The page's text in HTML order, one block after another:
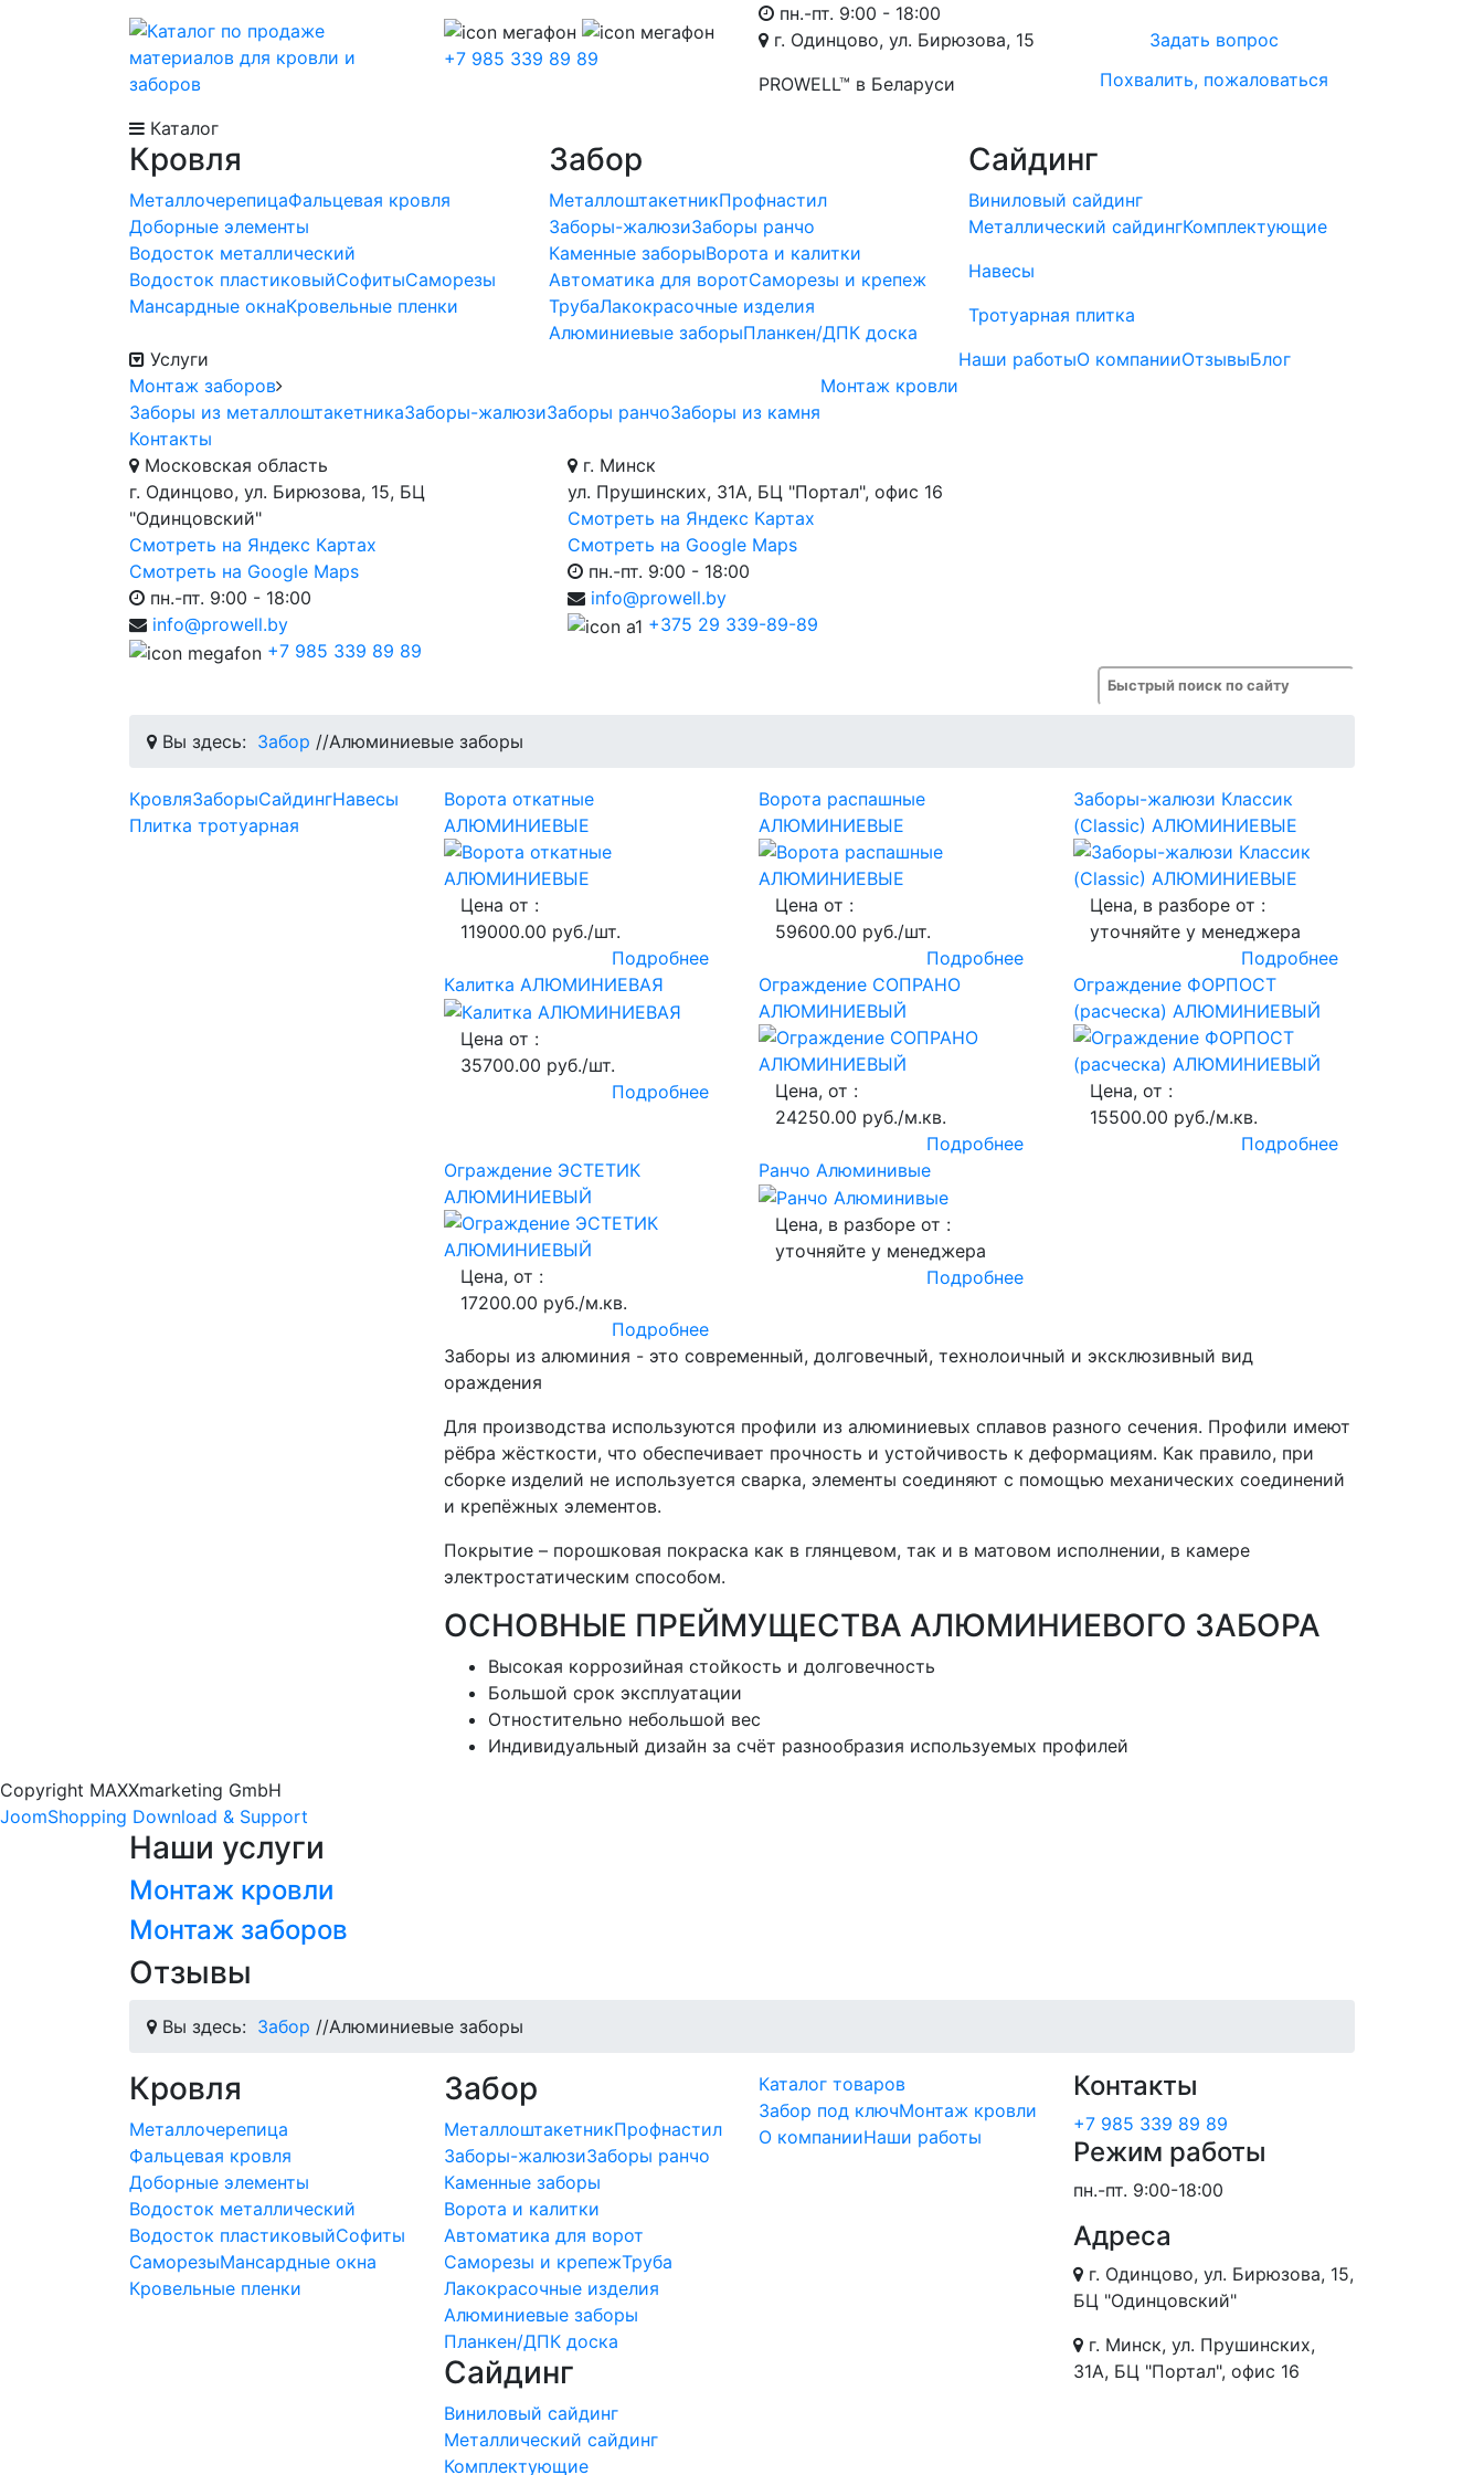
+7 985 339 89 89
пн.-пт. 9:00 - 18:00
г. Одинцово, ул. Бирюзова, 15
PROWELL™ в Беларуси
Задать вопрос
Похвалить, пожаловаться
Каталог
Кровля
МеталлочерепицаФальцевая кровля
Доборные элементы
Водосток металлический
Водосток пластиковыйСофитыСаморезы
Мансардные окнаКровельные пленки
Забор
МеталлоштакетникПрофнастил
Заборы-жалюзиЗаборы ранчо
Каменные заборыВорота и калитки
Автоматика для воротСаморезы и крепеж
ТрубаЛакокрасочные изделия
Алюминиевые заборыПланкен/ДПК доска
Сайдинг
Виниловый сайдинг
Металлический сайдингКомплектующие
Навесы
Тротуарная плитка
Услуги
Монтаж заборов
Заборы из металлоштакетникаЗаборы-жалюзиЗаборы ранчоЗаборы из камня
Монтаж кровли
Наши работыО компанииОтзывыБлог
Контакты
Московская область
г. Одинцово, ул. Бирюзова, 15, БЦ
"Одинцовский"
Смотреть на Яндекс Картах
Смотреть на Google Maps
пн.-пт. 9:00 - 18:00
info@prowell.by
+7 985 339 89 89
г. Минск
ул. Прушинских, 31А, БЦ "Портал", офис 16
Смотреть на Яндекс Картах
Смотреть на Google Maps
пн.-пт. 9:00 - 18:00
info@prowell.by
+375 29 339-89-89
Вы здесь: Забор //Алюминиевые заборы
КровляЗаборыСайдингНавесы
Плитка тротуарная
Ворота откатные
АЛЮМИНИЕВЫЕ
Цена от :
119000.00 руб./шт.
Подробнее
Ворота распашные
АЛЮМИНИЕВЫЕ
Цена от :
59600.00 руб./шт.
Подробнее
Заборы-жалюзи Классик
(Classic) АЛЮМИНИЕВЫЕ
Цена, в разборе от :
уточняйте у менеджера
Подробнее
Калитка АЛЮМИНИЕВАЯ
Цена от :
35700.00 руб./шт.
Подробнее
Ограждение СОПРАНО
АЛЮМИНИЕВЫЙ
Цена, от :
24250.00 руб./м.кв.
Подробнее
Ограждение ФОРПОСТ
(расческа) АЛЮМИНИЕВЫЙ
Цена, от :
15500.00 руб./м.кв.
Подробнее
Ограждение ЭСТЕТИК
АЛЮМИНИЕВЫЙ
Цена, от :
17200.00 руб./м.кв.
Подробнее
Ранчо Алюминивые
Цена, в разборе от :
уточняйте у менеджера
Подробнее
Заборы из алюминия - это современный, долговечный, технолоичный и эксклюзивный вид
ораждения
Для производства используются профили из алюминиевых сплавов разного сечения. Профили имеют
рёбра жёсткости, что обеспечивает прочность и устойчивость к деформациям. Как правило, при
сборке изделий не используется сварка, элементы соединяют с помощью механических соединений
и крепёжных элементов.
Покрытие – порошковая покраска как в глянцевом, так и в матовом исполнении, в камере
электростатическим способом.
ОСНОВНЫЕ ПРЕЙМУЩЕСТВА АЛЮМИНИЕВОГО ЗАБОРА
Высокая коррозийная стойкость и долговечность
Большой срок эксплуатации
Отностительно небольшой вес
Индивидуальный дизайн за счёт разнообразия используемых профилей
Copyright MAXXmarketing GmbH
JoomShopping Download & Support
Наши услуги
Монтаж кровли
Монтаж заборов
Отзывы
Вы здесь: Забор //Алюминиевые заборы
Кровля
Металлочерепица
Фальцевая кровля
Доборные элементы
Водосток металлический
Водосток пластиковыйСофиты
СаморезыМансардные окна
Кровельные пленки
Забор
МеталлоштакетникПрофнастил
Заборы-жалюзиЗаборы ранчо
Каменные заборы
Ворота и калитки
Автоматика для ворот
Саморезы и крепежТруба
Лакокрасочные изделия
Алюминиевые заборы
Планкен/ДПК доска
Сайдинг
Виниловый сайдинг
Металлический сайдинг
Комплектующие
Каталог товаров
Забор под ключМонтаж кровли
О компанииНаши работы
Контакты
+7 985 339 89 89
Режим работы
пн.-пт. 9:00-18:00
Адреса
г. Одинцово, ул. Бирюзова, 15,
БЦ "Одинцовский"
г. Минск, ул. Прушинских,
31А, БЦ "Портал", офис 16